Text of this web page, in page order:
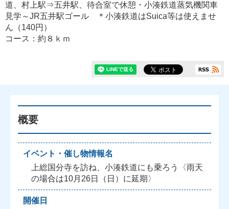
道、村上駅⇒五井駅、待合室で休憩・小湊鉄道蒸気機関車
見学～JR五井駅ゴール ＊小湊鉄道はSuica等は使えませ
ん（140円）
コース：約８ｋｍ
概要
イベント・催し物情報名
上総国分寺を訪ね、小湊鉄道にも乗ろう〈雨天
の場合は10月26日（日）に延期〉
開催日